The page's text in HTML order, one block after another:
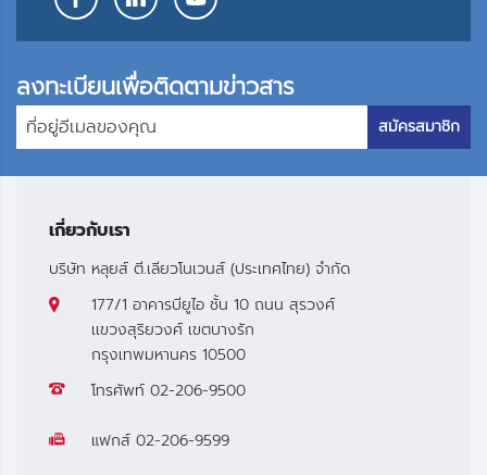
ลงทะเบียนเพื่อติดตามข่าวสาร
สมัครสมาชิก
เกี่ยวกับเรา
บริษัท หลุยส์ ตี.เลียวโนเวนส์ (ประเทศไทย) จำกัด
177/1 อาคารบียูไอ ชั้น 10 ถนน สุรวงศ์
เเขวงสุริยวงศ์ เขตบางรัก
กรุงเทพมหานคร 10500
โทรศัพท์ 02-206-9500
แฟกส์ 02-206-9599